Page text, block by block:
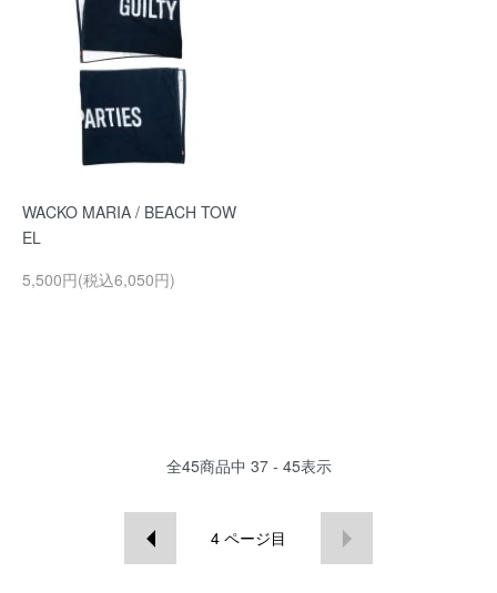
WACKO MARIA / BEACH TOW
EL
5,500円(税込6,050円)
全45商品中 37 - 45表示
4 ページ目